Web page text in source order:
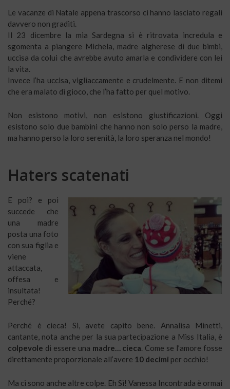
Le vacanze di Natale appena trascorso ci hanno lasciato regali
davvero non graditi.
Il 23 dicembre la mia Sardegna si è ritrovata incredula e
sgomenta a piangere Michela, madre algherese di due bimbi,
uccisa da colui che avrebbe avuto amarla e condividere con lei
la vita.
Invece l’ha uccisa, vigliaccamente e crudelmente. E non ditemi
che era malato di gioco, che l’ha fatto per quel motivo.
Non esistono motivi, non esistono giustificazioni. Oggi
esistono solo due bambini che hanno non solo perso la madre,
ma hanno perso la loro serenità, la loro speranza nel mondo!
Haters scatenati
E poi? e poi
succede che
una madre
posta una foto
con sua figlia e
viene
attaccata,
offesa e
insultata!
Perché?
Perché è cieca! Si, avete capito bene. Annalisa Minetti,
cantante, nota anche per la sua partecipazione a Miss Italia, è
colpevole di essere una madre… cieca. Come se l’amore fosse
direttamente proporzionale all’avere 10 decimi per occhio!
Ma ci sono anche altre colpe. Eh Sì! Vanessa Incontrada è ormai